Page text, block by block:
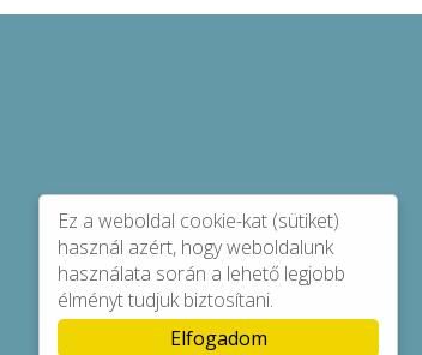
Ez a weboldal cookie-kat (sütiket)
használ azért, hogy weboldalunk
használata során a lehető legjobb
élményt tudjuk biztosítani.
Elfogadom